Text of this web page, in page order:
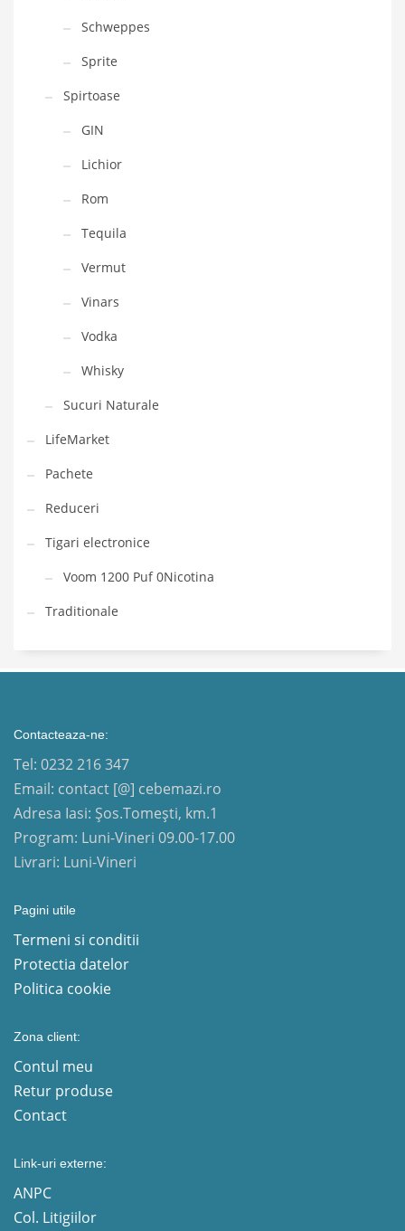
Schweppes
Sprite
Spirtoase
GIN
Lichior
Rom
Tequila
Vermut
Vinars
Vodka
Whisky
Sucuri Naturale
LifeMarket
Pachete
Reduceri
Tigari electronice
Voom 1200 Puf 0Nicotina
Traditionale
Contacteaza-ne:
Tel: 0232 216 347
Email: contact [@] cebemazi.ro
Adresa Iasi: Șos.Tomești, km.1
Program: Luni-Vineri 09.00-17.00
Livrari: Luni-Vineri
Pagini utile
Termeni si conditii
Protectia datelor
Politica cookie
Zona client:
Contul meu
Retur produse
Contact
Link-uri externe:
ANPC
Col. Litigiilor